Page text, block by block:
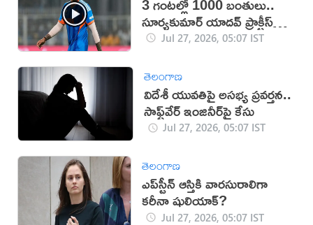
సూర్యకుమార్ యాదవ్ ప్రాక్టీస్
వీడియో వైరల్
Jul 27, 2026, 05:07 IST
తెలంగాణ
విదేశీ యువతిపై అసభ్య ప్రవర్తన..
సాఫ్ట్‌వేర్ ఇంజినీర్‌పై కేసు
Jul 27, 2026, 05:07 IST
తెలంగాణ
ఎప్‌స్టీన్‌ ఆస్తికి వారసురాలిగా
కరీనా షులియాక్‌?
Jul 27, 2026, 05:07 IST